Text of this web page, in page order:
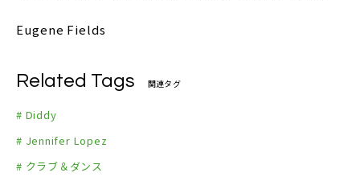
Eugene Fields
Related Tags 関連タグ
# Diddy
# Jennifer Lopez
# クラブ＆ダンス